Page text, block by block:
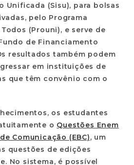
Unificada (Sisu), para bolsas
pelo Programa
(Prouni), e serve de
de Financiamento
resultados também podem
em instituições de
que têm convênio com o
os estudantes
o Questões Enem
Comunicação (EBC), um
questões de edições
No sistema, é possível